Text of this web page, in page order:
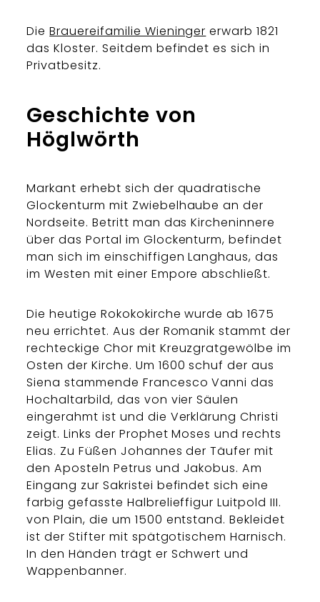
DieBrauereifamilie Wieninger erwarb 1821
das Kloster. Seitdem befindet es sich in
Privatbesitz.
Geschichte von
Höglwörth
Markant erhebt sich der quadratische
Glockenturm mit Zwiebelhaube an der
Nordseite. Betritt man das Kircheninnere
über das Portal im Glockenturm, befindet
man sich im einschiffigen Langhaus, das
im Westen mit einer Empore abschließt.
Die heutige Rokokokirche wurde ab 1675
neu errichtet. Aus der Romanik stammt der
rechteckige Chor mit Kreuzgratgewölbe im
Osten der Kirche. Um 1600 schuf der aus
Siena stammende Francesco Vanni das
Hochaltarbild, das von vier Säulen
eingerahmt ist und die Verklärung Christi
zeigt. Links der Prophet Moses und rechts
Elias. Zu Füßen Johannes der Täufer mit
den Aposteln Petrus und Jakobus. Am
Eingang zur Sakristei befindet sich eine
farbig gefasste Halbrelieffigur Luitpold III.
von Plain, die um 1500 entstand. Bekleidet
ist der Stifter mit spätgotischem Harnisch.
In den Händen trägt er Schwert und
Wappenbanner.